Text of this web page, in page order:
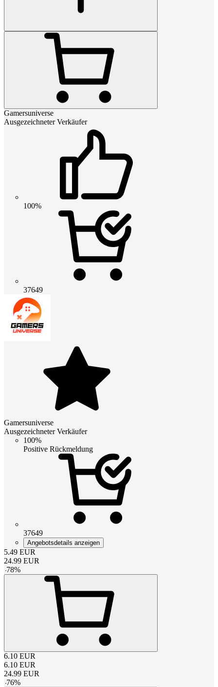
Gamersuniverse
Ausgezeichneter Verkäufer
100%
37649
Gamersuniverse
Ausgezeichneter Verkäufer
100%
Positive Rückmeldung
37649
Angebotsdetails anzeigen
5.49 EUR
24.99 EUR
-78%
6.10 EUR
6.10 EUR
24.99 EUR
-76%